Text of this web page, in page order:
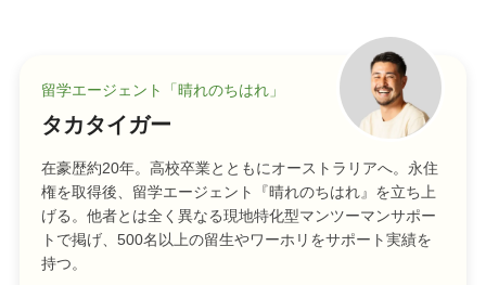
留学エージェント「晴れのちはれ」
タカタイガー
在豪歴約20年。高校卒業とともにオーストラリアへ。永住
権を取得後、留学エージェント『晴れのちはれ』を立ち上
げる。他者とは全く異なる現地特化型マンツーマンサポー
トで掲げ、500名以上の留生やワーホリをサポート実績を
持つ。